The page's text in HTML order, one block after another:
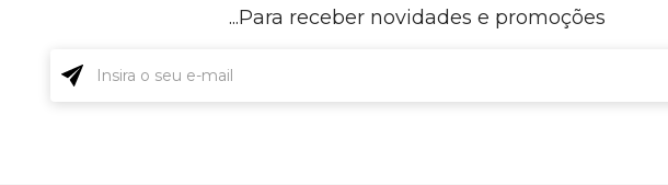
...Para receber novidades e promoções